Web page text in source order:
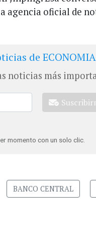
agencia oficial de
de
noticias más
momento con un solo clic.
BANCO CENTRAL